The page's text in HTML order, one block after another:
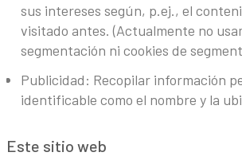
sus intereses según, p.ej., el
visitado antes. (Actualmente no
segmentación ni cookies de
Publicidad: Recopilar información
identificable como el nombre y la
Este sitio web